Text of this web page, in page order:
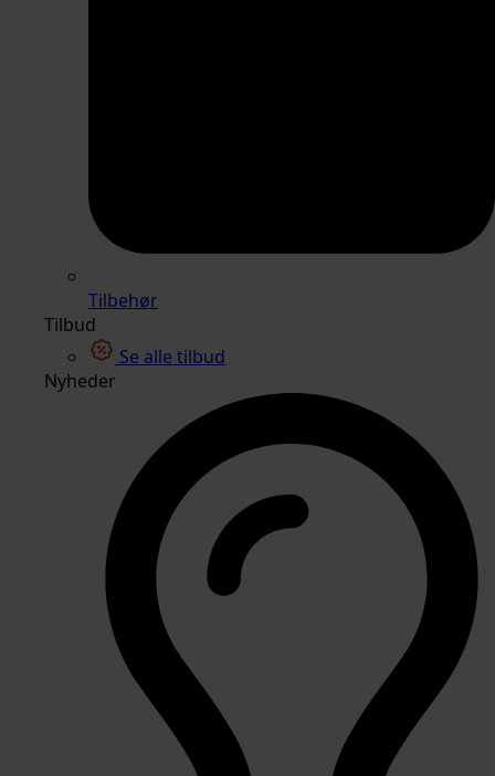
Tilbehør
Tilbud
Se alle tilbud
Nyheder